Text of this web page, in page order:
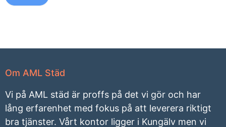
Om AML Städ
Vi på AML städ är proffs på det vi gör och har
lång erfarenhet med fokus på att leverera riktigt
bra tjänster. Vårt kontor ligger i Kungälv men vi